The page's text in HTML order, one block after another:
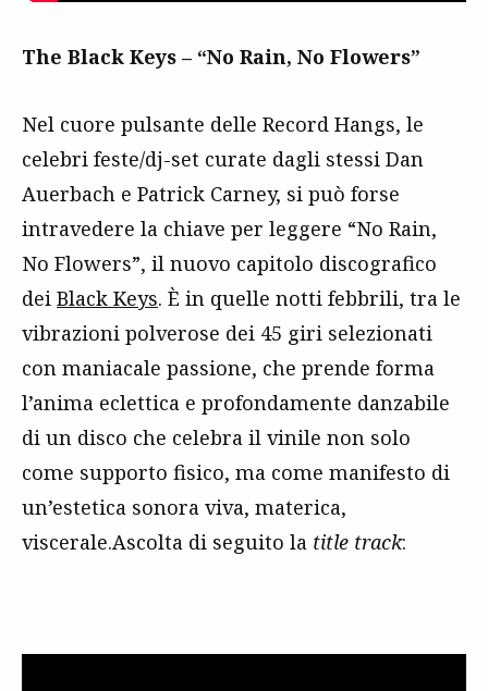
The Black Keys – “No Rain, No Flowers”
Nel cuore pulsante delle Record Hangs, le
celebri feste/dj-set curate dagli stessi Dan
Auerbach e Patrick Carney, si può forse
intravedere la chiave per leggere “No Rain,
No Flowers”, il nuovo capitolo discografico
dei Black Keys. È in quelle notti febbrili, tra le
vibrazioni polverose dei 45 giri selezionati
con maniacale passione, che prende forma
l’anima eclettica e profondamente danzabile
di un disco che celebra il vinile non solo
come supporto fisico, ma come manifesto di
un’estetica sonora viva, materica,
viscerale.Ascolta di seguito la title track: